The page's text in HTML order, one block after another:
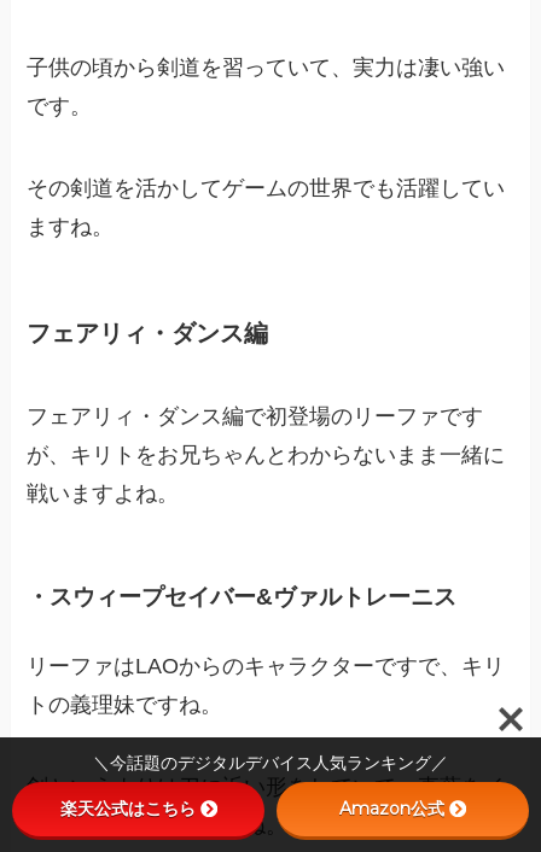
子供の頃から剣道を習っていて、実力は凄い強い
です。
その剣道を活かしてゲームの世界でも活躍してい
ますね。
フェアリィ・ダンス編
フェアリィ・ダンス編で初登場のリーファです
が、キリトをお兄ちゃんとわからないまま一緒に
戦いますよね。
・スウィープセイバー&ヴァルトレーニス
リーファはLAOからのキャラクターですで、キリ
トの義理妹ですね。
剣というよりは刀に近い形をしていて、直葉をイ
メージさせる剣ですよね。
＼今話題のデジタルデバイス人気ランキング／
楽天公式はこちら Amazon公式